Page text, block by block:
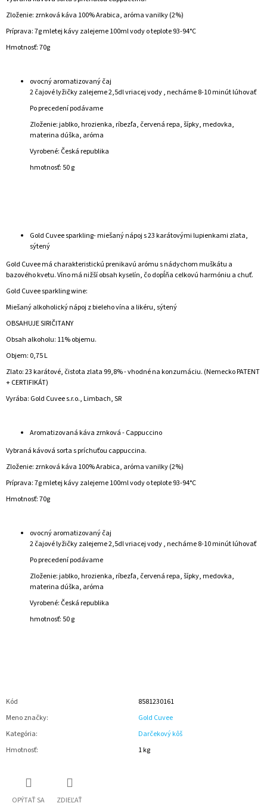
Zloženie: zrnková káva 100% Arabica, aróma vanilky (2%)
Príprava: 7g mletej kávy zalejeme 100ml vody o teplote 93-94°C
Hmotnosť: 70g
ovocný aromatizovaný čaj
2 čajové lyžičky zalejeme2,5dl vriacej vody , necháme 8-10 minút lúhovať
Po precedení podávame
Zloženie: jablko, hrozienka, ríbezľa, červená repa, šípky, medovka,
materina dúška, aróma
Vyrobené: Česká republika
hmotnosť: 50 g
Gold Cuvee sparkling- miešaný nápoj s 23 karátovými lupienkami zlata,
sýtený
Gold Cuvee má charakteristickú prenikavú arómu s nádychom muškátu a
bazového kvetu. Víno má nižší obsah kyselín, čo dopĺňa celkovú harmóniu a chuť.
Gold Cuvee sparkling wine:
Miešaný alkoholický nápoj z bieleho vína a likéru, sýtený
OBSAHUJE SIRIČITANY
Obsah alkoholu: 11% objemu.
Objem: 0,75 L
Zlato: 23 karátové, čistota zlata 99,8% - vhodné na konzumáciu. (Nemecko PATENT
+ CERTIFIKÁT)
Vyrába: Gold Cuvee s.r.o., Limbach, SR
Aromatizovaná káva zrnková - Cappuccino
Vybraná kávová sorta s príchuťou cappuccina.
Zloženie: zrnková káva 100% Arabica, aróma vanilky (2%)
Príprava: 7g mletej kávy zalejeme 100ml vody o teplote 93-94°C
Hmotnosť: 70g
ovocný aromatizovaný čaj
2 čajové lyžičky zalejeme2,5dl vriacej vody , necháme 8-10 minút lúhovať
Po precedení podávame
Zloženie: jablko, hrozienka, ríbezľa, červená repa, šípky, medovka,
materina dúška, aróma
Vyrobené: Česká republika
hmotnosť: 50 g
Kód
8581230161
Meno značky:
Gold Cuvee
Kategória:
Darčekový kôš
Hmotnosť: 1 kg
OPÝTAŤ SA ZDIEĽAŤ